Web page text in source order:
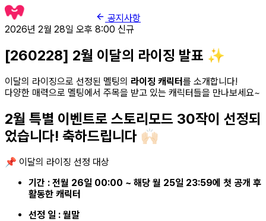
공지사항
2026년 2월 28일 오후 8:00 신규
[260228] 2월 이달의 라이징 발표 ✨
이달의 라이징으로 선정된 멜팅의 라이징 캐릭터를 소개합니다!
다양한 매력으로 멜팅에서 주목을 받고 있는 캐릭터들을 만나보세요~
2월 특별 이벤트로 스토리모드 30작이 선정되
었습니다! 축하드립니다 🙌🏻
📌 이달의 라이징 선정 대상
기간 : 전월 26일 00:00 ~ 해당 월 25일 23:59에 첫 공개 후
활동한 캐릭터
선정 일 : 월말